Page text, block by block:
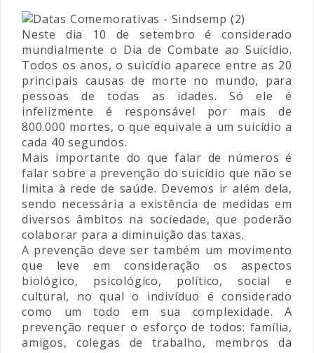
Neste dia 10 de setembro é considerado
mundialmente o Dia de Combate ao Suicídio.
Todos os anos, o suicídio aparece entre as 20
principais causas de morte no mundo, para
pessoas de todas as idades. Só ele é
infelizmente é responsável por mais de
800.000 mortes, o que equivale a um suicídio a
cada 40 segundos.
Mais importante do que falar de números é
falar sobre a prevenção do suicídio que não se
limita à rede de saúde. Devemos ir além dela,
sendo necessária a existência de medidas em
diversos âmbitos na sociedade, que poderão
colaborar para a diminuição das taxas.
A prevenção deve ser também um movimento
que leve em consideração os aspectos
biológico, psicológico, político, social e
cultural, no qual o indivíduo é considerado
como um todo em sua complexidade. A
prevenção requer o esforço de todos: família,
amigos, colegas de trabalho, membros da